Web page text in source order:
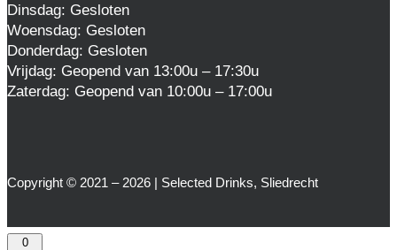
Dinsdag: Gesloten
Woensdag: Gesloten
Donderdag: Gesloten
Vrijdag: Geopend van 13:00u – 17:30u
Zaterdag: Geopend van 10:00u – 17:00u
Copyright © 2021 – 2026 | Selected Drinks, Sliedrecht
0